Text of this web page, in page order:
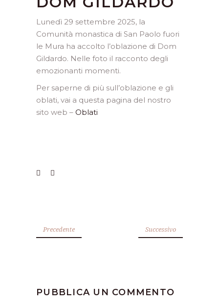
Lunedì 29 settembre 2025, la
Comunità monastica di San Paolo fuori
le Mura ha accolto l’oblazione di Dom
Gildardo. Nelle foto il racconto degli
emozionanti momenti.
Per saperne di più sull’oblazione e gli
oblati, vai a questa pagina del nostro
sito web – Oblati
Precedente Successivo
PUBBLICA UN COMMENTO